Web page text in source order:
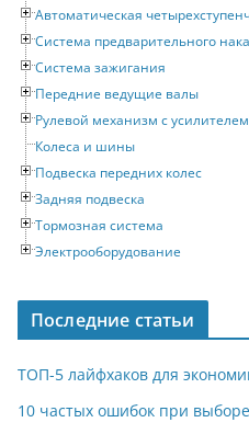
Автоматическая
Система предварительного
Система зажигания
Передние ведущие валы
Рулевой механизм с усилителем
Колеса и шины
Подвеска передних колес
Задняя подвеска
Тормозная система
Электрооборудование
Последние статьи
ТОП-5 лайфхаков для
10 частых ошибок при